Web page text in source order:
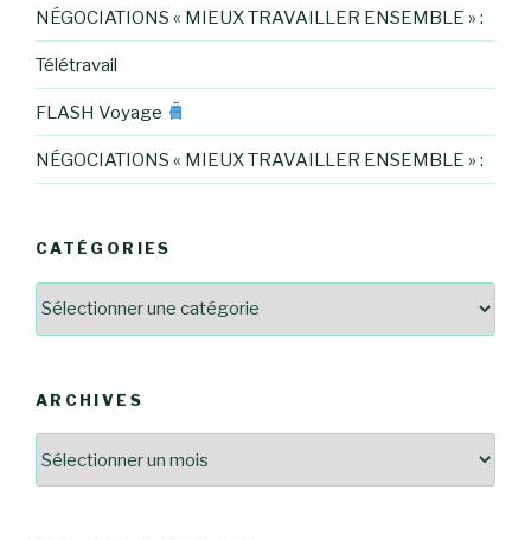
NÉGOCIATIONS « MIEUX TRAVAILLER ENSEMBLE » :
Télétravail
FLASH Voyage
NÉGOCIATIONS « MIEUX TRAVAILLER ENSEMBLE » :
CATÉGORIES
ARCHIVES